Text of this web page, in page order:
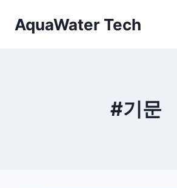
AquaWater Tech
#기문